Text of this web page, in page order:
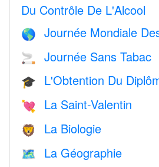
Du Contrôle De L'Alcool
🌎 Journée Mondiale
🚬 Journée Sans Tabac
🎓 L'Obtention Du
💘 La Saint-Valentin
🦁 La Biologie
🗺 La Géographie